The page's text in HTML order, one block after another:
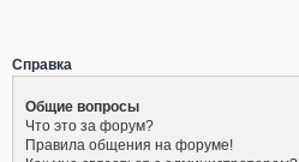
Справка
Общие вопросы
Что это за форум?
Правила общения на форуме!